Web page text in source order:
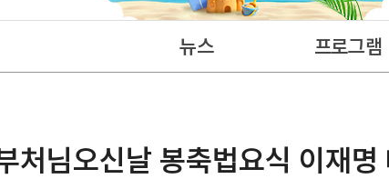
뉴스 프로그램
님오신날 봉축법요식 이재명